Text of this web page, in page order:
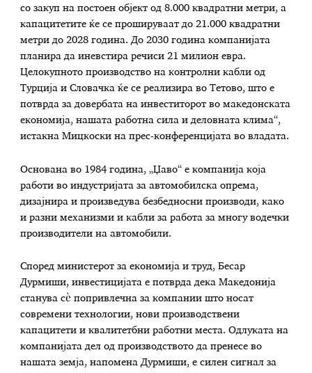
со закуп на постоен објект од 8.000 квадратни метри, а
капацитетите ќе се прошируваат до 21.000 квадратни
метри до 2028 година. До 2030 година компанијата
планира да иневстира речиси 21 милион евра.
Целокупното производство на контролни кабли од
Турција и Словачка ќе се реализира во Тетово, што е
потврда за довербата на инвеститорот во македонската
економија, нашата работна сила и деловната клима“,
истакна Мицкоски на прес-конференцијата во владата.
Основана во 1984 година, „Џаво“ е компанија која
работи во индустријата за автомобилска опрема,
дизајнира и произведува безбедносни производи, како
и разни механизми и кабли за работа за многу водечки
производители на автомобили.
Според министерот за економија и труд, Бесар
Дурмиши, инвестицијата е потврда дека Македонија
станува сè попривлечна за компании што носат
современи технологии, нови производствени
капацитети и квалитетбни работни места. Одлуката на
компанијата дел од производството да пренесе во
нашата земја, напомена Дурмиши, е силен сигнал за